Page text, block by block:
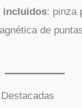
incluidos: pinza
de